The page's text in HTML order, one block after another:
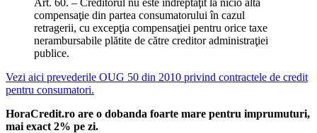
compensaţie din partea consumatorului în cazul
retragerii, cu excepţia compensaţiei pentru orice taxe
nerambursabile plătite de către creditor administraţiei
publice.
Vezi aici prevederile OUG 50 din 2010 privind contractele de credit
pentru consumatori.
HoraCredit.ro are o dobanda foarte mare pentru imprumuturi,
mai exact 2% pe zi.